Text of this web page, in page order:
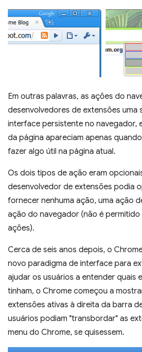
Em outras palavras, as ações do
desenvolvedores de extensões uma
interface persistente no navegador,
da página apareciam apenas
fazer algo útil na página atual.
Os dois tipos de ação eram
desenvolvedor de extensões podia
fornecer nenhuma ação, uma ação
ação do navegador (não é
ações).
Cerca de seis anos depois, o
novo paradigma de interface para
ajudar os usuários a entender quais
tinham, o Chrome começou a
extensões ativas à direita da barra
usuários podiam "transbordar" as
menu do Chrome, se quisessem.